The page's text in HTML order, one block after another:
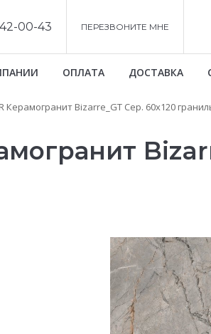
00-43 ПЕРЕЗВОНИТЕ МНЕ
ОПЛАТА ДОСТАВКА
Керамогранит Bizarre_GT Сер. 60x120